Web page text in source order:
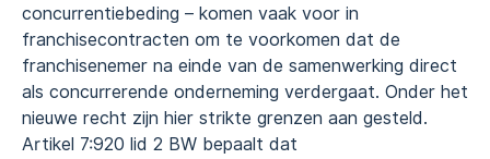
concurrentiebeding – komen vaak voor in
franchisecontracten om te voorkomen dat de
franchisenemer na einde van de samenwerking direct
als concurrerende onderneming verdergaat. Onder het
nieuwe recht zijn hier strikte grenzen aan gesteld.
Artikel 7:920 lid 2 BW bepaalt dat